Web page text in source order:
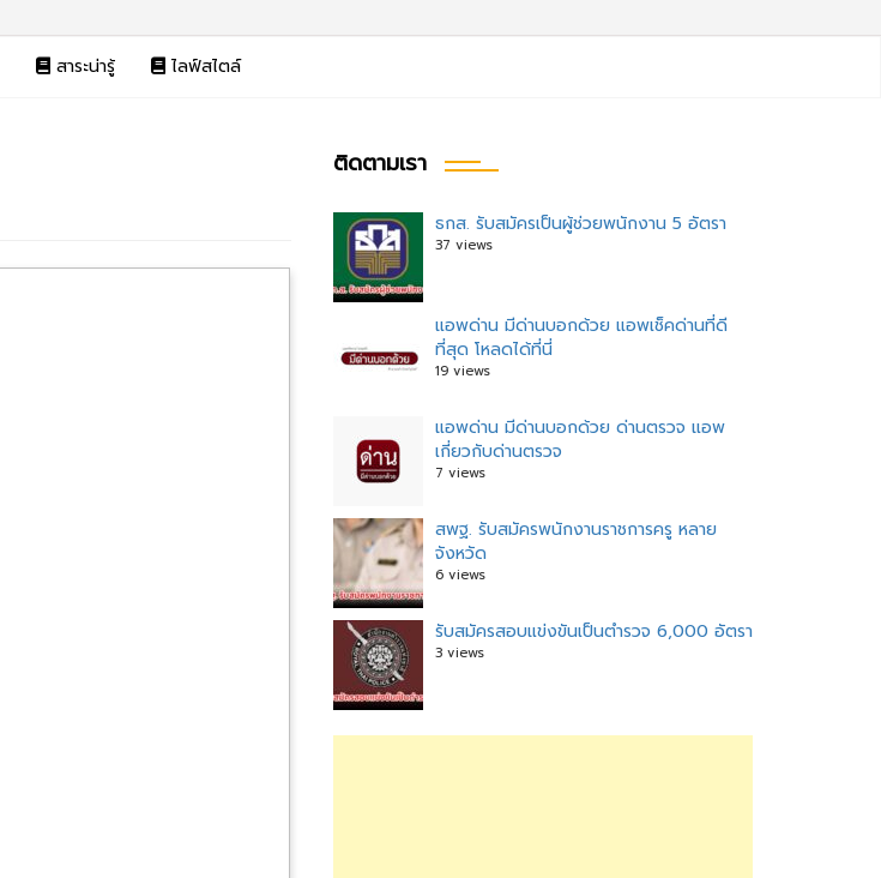
สาระน่ารู้ ไลฟ์สไตล์
แนะแนว
ติดตามเรา
ธกส. รับสมัครเป็นผู้ช่วยพนักงาน 5 อัตรา
37 views
แอพด่าน มีด่านบอกด้วย แอพเช็คด่านที่ดี
ที่สุด โหลดได้ที่นี่
19 views
แอพด่าน มีด่านบอกด้วย ด่านตรวจ แอพ
เกี่ยวกับด่านตรวจ
7 views
สพฐ. รับสมัครพนักงานราชการครู หลาย
จังหวัด
6 views
รับสมัครสอบแข่งขันเป็นตำรวจ 6,000 อัตรา
3 views